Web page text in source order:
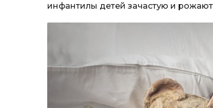
инфантилы детей зачастую и